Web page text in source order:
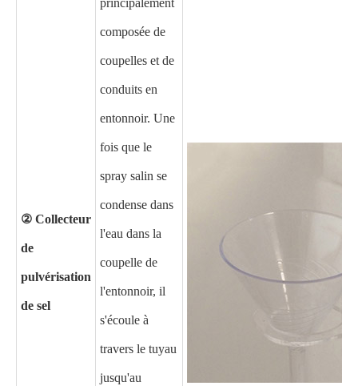
② Collecteur
de
pulvérisation
de sel
principalement
composée de
coupelles et de
conduits en
entonnoir. Une
fois que le
spray salin se
condense dans
l'eau dans la
coupelle de
l'entonnoir, il
s'écoule à
travers le tuyau
jusqu'au